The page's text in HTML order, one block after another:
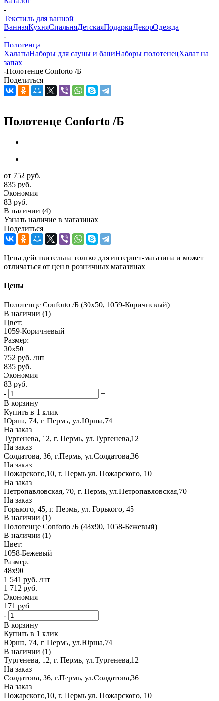
-
Текстиль для ванной
ВаннаяКухняСпальняДетскаяПодаркиДекорОдежда
-
Полотенца
ХалатыНаборы для сауны и баниНаборы полотенецХалат на
запах
-Полотенце Conforto /Б
Поделиться
Полотенце Conforto /Б
от 752 руб.
835 руб.
Экономия
83 руб.
В наличии (4)
Узнать наличие в магазинах
Поделиться
Цена действительна только для интернет-магазина и может
отличаться от цен в розничных магазинах
Цены
Полотенце Conforto /Б (30х50, 1059-Коричневый)
В наличии (1)
Цвет:
1059-Коричневый
Размер:
30х50
752 руб. /шт
835 руб.
Экономия
83 руб.
-
+
В корзину
Купить в 1 клик
Юрша, 74, г. Пермь, ул.Юрша,74
На заказ
Тургенева, 12, г. Пермь, ул.Тургенева,12
На заказ
Солдатова, 36, г.Пермь, ул.Солдатова,36
На заказ
Пожарского,10, г. Пермь ул. Пожарского, 10
На заказ
Петропавловская, 70, г. Пермь, ул.Петропавловская,70
На заказ
Горького, 45, г. Пермь, ул. Горького, 45
В наличии (1)
Полотенце Conforto /Б (48х90, 1058-Бежевый)
В наличии (1)
Цвет:
1058-Бежевый
Размер:
48х90
1 541 руб. /шт
1 712 руб.
Экономия
171 руб.
-
+
В корзину
Купить в 1 клик
Юрша, 74, г. Пермь, ул.Юрша,74
В наличии (1)
Тургенева, 12, г. Пермь, ул.Тургенева,12
На заказ
Солдатова, 36, г.Пермь, ул.Солдатова,36
На заказ
Пожарского,10, г. Пермь ул. Пожарского, 10